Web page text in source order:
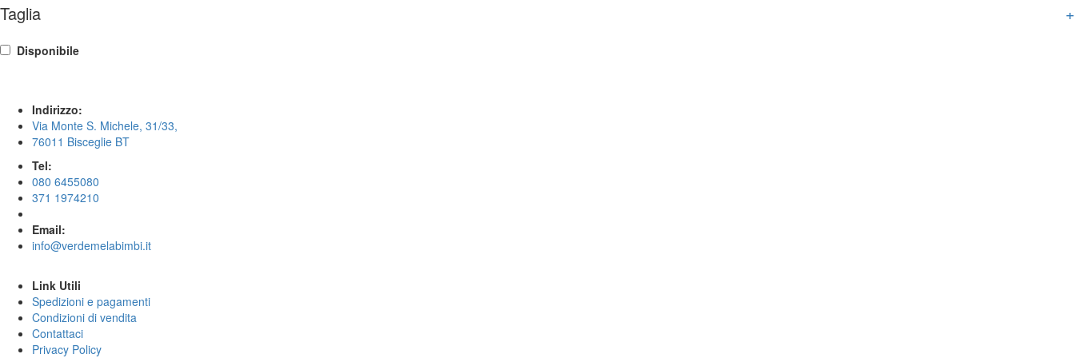
Taglia +
Disponibile
Indirizzo:
Via Monte S. Michele, 31/33,
76011 Bisceglie BT
Tel:
080 6455080
371 1974210
Email:
info@verdemelabimbi.it
Link Utili
Spedizioni e pagamenti
Condizioni di vendita
Contattaci
Privacy Policy